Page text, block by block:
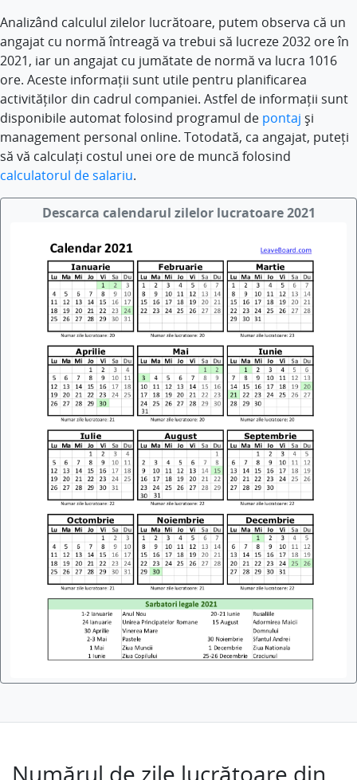
Analizând calculul zilelor lucrătoare, putem observa că un
angajat cu normă întreagă va trebui să lucreze 2032 ore în
2021, iar un angajat cu jumătate de normă va lucra 1016
ore. Aceste informații sunt utile pentru planificarea
activităților din cadrul companiei. Astfel de informații sunt
disponibile automat folosind programul de pontaj și
management personal online. Totodată, ca angajat, puteți
să vă calculați costul unei ore de muncă folosind
calculatorul de salariu.
Descarca calendarul zilelor lucratoare 2021
Numărul de zile lucrătoare din